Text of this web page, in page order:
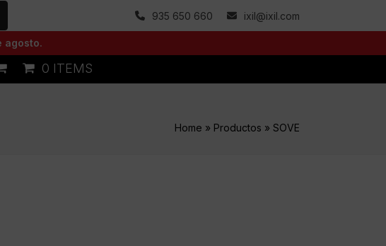
935 650 660 ixil@ixil.com
agosto.
0 ITEMS
Home » Productos » SOVE